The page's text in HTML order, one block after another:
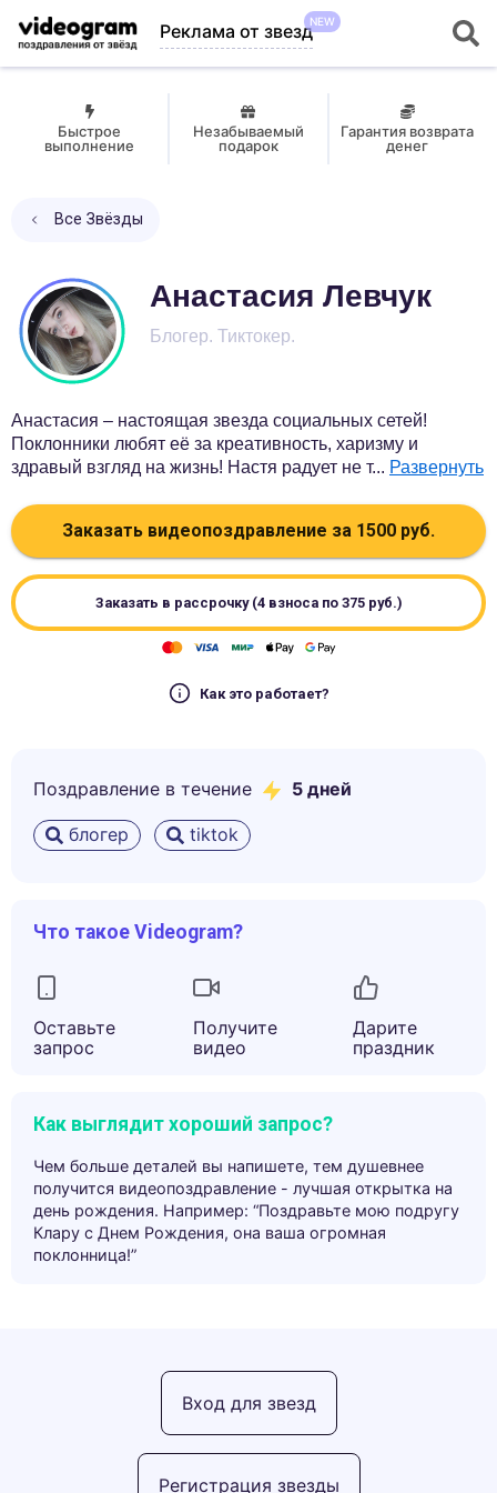
Реклама от звездNEW
Быстрое
выполнение
Незабываемый
подарок
Гарантия возврата
денег
Все Звёзды
Анастасия Левчук
Блогер. Тиктокер.
Анастасия – настоящая звезда социальных сетей!
Поклонники любят её за креативность, харизму и
здравый взгляд на жизнь! Настя радует не т... Развернуть
Заказать видеопоздравление за 1500 руб.
Заказать в рассрочку (4 взноса по 375руб.)
Как это работает?
Поздравление в течение 5 дней
блогер tiktok
Что такое Videogram?
Оставьте
запрос
Получите
видео
Дарите
праздник
Как выглядит хороший запрос?
Чем больше деталей вы напишете, тем душевнее
получится видеопоздравление - лучшая открытка на
день рождения. Например: “Поздравьте мою подругу
Клару с Днем Рождения, она ваша огромная
поклонница!”
Регистрация звезды
Вход для звезд